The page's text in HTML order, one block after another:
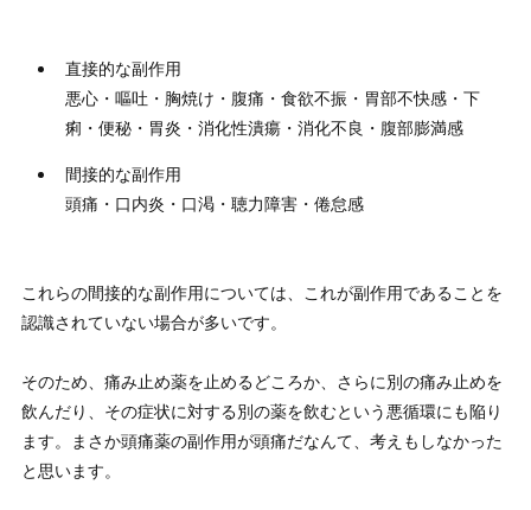
直接的な副作用
悪心・嘔吐・胸焼け・腹痛・食欲不振・胃部不快感・下
痢・便秘・胃炎・消化性潰瘍・消化不良・腹部膨満感
間接的な副作用
頭痛・口内炎・口渇・聴力障害・倦怠感
これらの間接的な副作用については、これが副作用であることを
認識されていない場合が多いです。
そのため、痛み止め薬を止めるどころか、さらに別の痛み止めを
飲んだり、その症状に対する別の薬を飲むという悪循環にも陥り
ます。まさか頭痛薬の副作用が頭痛だなんて、考えもしなかった
と思います。